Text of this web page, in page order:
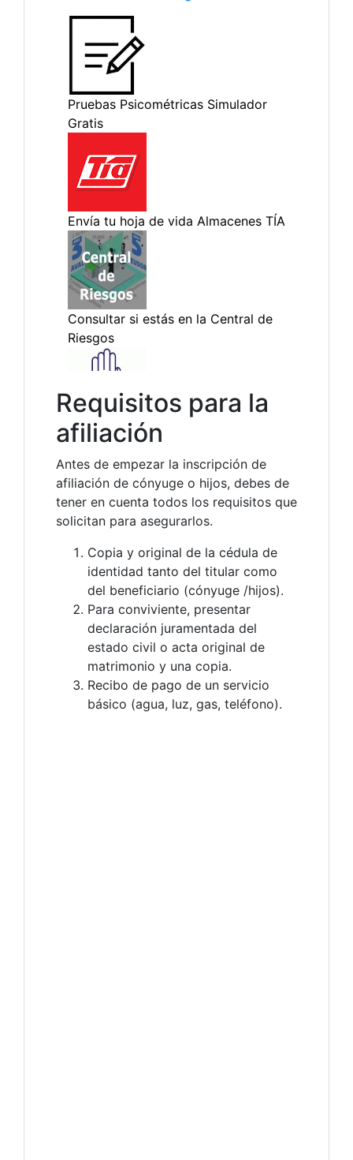
Requisitos para la
afiliación
Antes de empezar la inscripción de
afiliación de cónyuge o hijos, debes de
tener en cuenta todos los requisitos que
solicitan para asegurarlos.
Copia y original de la cédula de
identidad tanto del titular como
del beneficiario (cónyuge /hijos).
Para conviviente, presentar
declaración juramentada del
estado civil o acta original de
matrimonio y una copia.
Recibo de pago de un servicio
básico (agua, luz, gas, teléfono).